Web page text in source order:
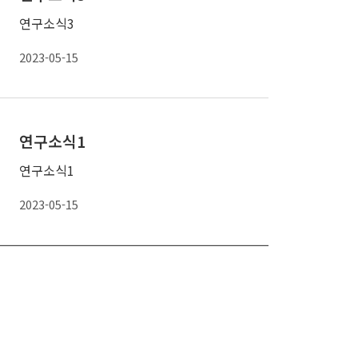
연구소식3
2023-05-15
연구소식1
연구소식1
2023-05-15